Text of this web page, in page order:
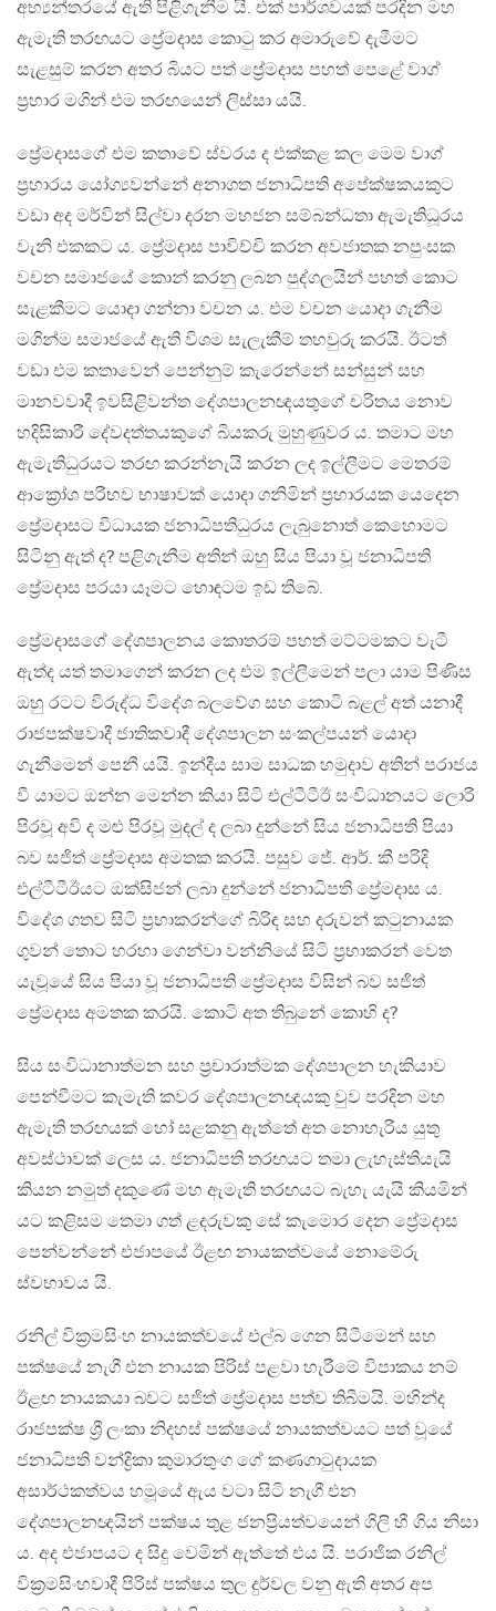
අභ්‍යන්තරයේ ඇති පිළිගැනීම යි. එක් පාර්ශවයක් පරදින මහ
ඇමැති තරඟයට ප්‍රේමදාස කොටු කර අමාරුවේ දැමීමට
සැළසුම් කරන අතර බියට පත් ප්‍රේමදාස පහත් පෙළේ වාග්
ප්‍රහාර මගින් එම තරඟයෙන් ලිස්සා යයි.
ප්‍රේමදාසගේ එම කතාවේ ස්වරය ද එක්කළ කල මෙම වාග්
ප්‍රහාරය යෝග්‍යවන්නේ අනාගත ජනාධිපති අපේක්ෂකයකුට
වඩා අද මර්වින් සිල්වා දරන මහජන සම්බන්ධතා ඇමැතිධූරය
වැනි එකකට ය. ප්‍රේමදාස පාවිච්චි කරන අවජාතක නපුංසක
වචන සමාජයේ කොන් කරනු ලබන පුද්ගලයින් පහත් කොට
සැළකීමට යොදා ගන්නා වචන ය. එම වචන යොදා ගැනීම
මගින්ම සමාජයේ ඇති විශම සැලැකීම් තහවුරු කරයි. ඊටත්
වඩා එම කතාවෙන් පෙන්නුම් කැරෙන්නේ සන්සුන් සහ
මානවවාදී ඉවසිළිවන්ත දේශපාලනඥයතුගේ චරිතය නොව
හදිසිකාරී දේවදත්තයකුගේ බියකරු මුහුණුවර ය. තමාට මහ
ඇමැතිධුරයට තරඟ කරන්නැයි කරන ලද ඉල්ලීමට මෙතරම්
ආක්‍රෝශ පරිභව භාෂාවක් යොදා ගනිමින් ප්‍රහාරයක යෙදෙන
ප්‍රේමදාසට විධායක ජනාධිපතිධුරය ලැබුනොත් කෙහොමට
සිටිනු ඇත් ද? පළිගැනීම අතින් ඔහු සිය පියා වූ ජනාධිපති
ප්‍රේමදාස පරයා යෑමට හොඳටම ඉඩ තිබේ.
ප්‍රේමදාසගේ දේශපාලනය කොතරම් පහත් මට්ටමකට වැටී
ඇත්ද යත් තමාගෙන් කරන ලද එම ඉල්ලීමෙන් පලා යාම පිණිස
ඔහු රටට විරුද්ධ විදේශ බලවේග සහ කොටි බළල් අත් යනාදී
රාජපක්ෂවාදී ජාතිකවාදී දේශපාලන සංකල්පයන් යොදා
ගැනීමෙන් පෙනී යයි. ඉන්දීය සාම සාධක හමුදාව අතින් පරාජය
වී යාමට ඔන්න මෙන්න කියා සිටි එල්ටීටීඊ සංවිධානයට ලොරි
පිරවූ අවි ද මළු පිරවූ මුදල් ද ලබා දුන්නේ සිය ජනාධිපති පියා
බව සජිත් ප්‍රේමදාස අමතක කරයි. පසුව ජේ. ආර්. කී පරිදි
එල්ටීටීඊයට ඔක්සිජන් ලබා දුන්නේ ජනාධිපති ප්‍රේමදාස ය.
විදේශ ගතව සිටි ප්‍රභාකරන්ගේ බිරිඳ සහ දරුවන් කටුනායක
ගුවන් තොට හරහා ගෙන්වා වන්නියේ සිටි ප්‍රභාකරන් වෙත
යැවූයේ සිය පියා වූ ජනාධිපති ප්‍රේමදාස විසින් බව සජිත්
ප්‍රේමදාස අමතක කරයි. කොටි අත තිබුනේ කොහි ද?
සිය සංවිධානාත්මන සහ ප්‍රචාරාත්මක දේශපාලන හැකියාව
පෙන්වීමට කැමැති කවර දේශපාලනඥයකු වුව පරදින මහ
ඇමැති තරඟයක් හෝ සළකනු ඇත්තේ අත නොහැරිය යුතු
අවස්ථාවක් ලෙස ය. ජනාධිපති තරඟයට තමා ලැහැස්තියැයි
කියන නමුත් දකුණේ මහ ඇමැති තරඟයට බැහැ යැයි කියමින්
යට කළිසම තෙමා ගත් ළදරුවකු සේ කැමොර දෙන ප්‍රේමදාස
පෙන්වන්නේ එජාපයේ ඊළඟ නායකත්වයේ නොමේරු
ස්වභාවය යි.
රනිල් වික්‍රමසිංහ නායකත්වයේ එල්බ ගෙන සිටීමෙන් සහ
පක්ෂයේ නැගී එන නායක පිරිස් පළවා හැරීමේ විපාකය නම්
ඊළඟ නායකයා බවට සජිත් ප්‍රේමදාස පත්ව තිබීමයි. මහින්ද
රාජපක්ෂ ශ්‍රී ලංකා නිදහස් පක්ෂයේ නායකත්වයට පත් වූයේ
ජනාධිපති වන්ද්‍රිකා කුමාරතුංග ගේ කණගාටුදායක
අසාර්ථකත්වය හමූයේ ඇය වටා සිටි නැගී එන
දේශපාලනඥයින් පක්ෂය තුළ ජනප්‍රියත්වයෙන් ගිලි හී ගිය නිසා
ය. අද එජාපයට ද සිදු වෙමින් ඇත්තේ එය යි. පරාජික රනිල්
වික්‍රමසිංහවාදී පිරිස් පක්ෂය තුල දුර්වල වනු ඇති අතර අප